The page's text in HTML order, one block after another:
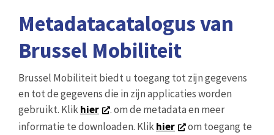
Metadatacatalogus van
Brussel Mobiliteit
Brussel Mobiliteit biedt u toegang tot zijn gegevens
en tot de gegevens die in zijn applicaties worden
gebruikt. Klikhier
. om de metadata en meer
informatie te downloaden. Klikhier
om toegang te